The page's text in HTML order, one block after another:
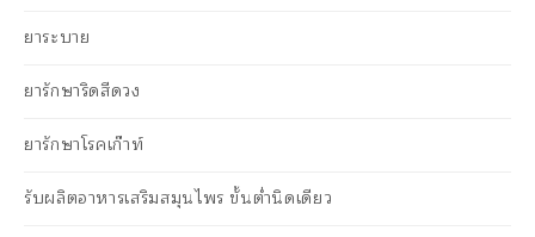
ยาระบาย
ยารักษาริดสีดวง
ยารักษาโรคเก๊าท์
รับผลิตอาหารเสริมสมุนไพร ขั้นต่ำนิดเดียว